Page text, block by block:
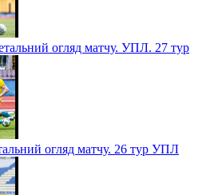
огляд матчу. УПЛ. 27 тур
огляд матчу. 26 тур УПЛ